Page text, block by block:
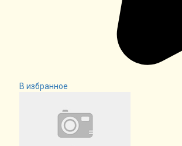
В избранное